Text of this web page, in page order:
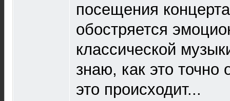
посещения
обостряется
классической
знаю, как это точно
это происходит...